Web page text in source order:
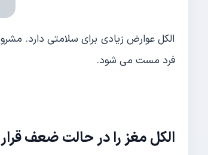
الکل عوارض زیادی برای سلامتی دارد.
فرد مست می شود.
الکلمغز را در حالت ضعف